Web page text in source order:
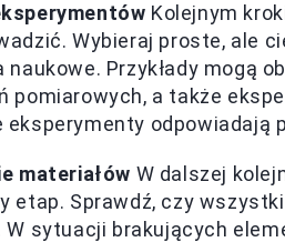
Kolejnym
Wybieraj proste, ale
naukowe. Przykłady mogą
pomiarowych, a także
eksperymenty odpowiadają
materiałów W dalszej
etap. Sprawdź, czy
W sytuacji brakujących